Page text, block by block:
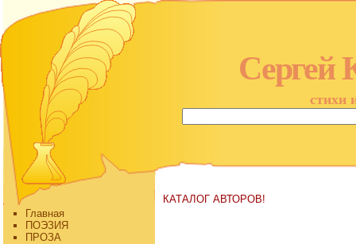
Сергей
стихи
Главная
ПОЭЗИЯ
ПРОЗА
КАТАЛОГ АВТОРОВ!